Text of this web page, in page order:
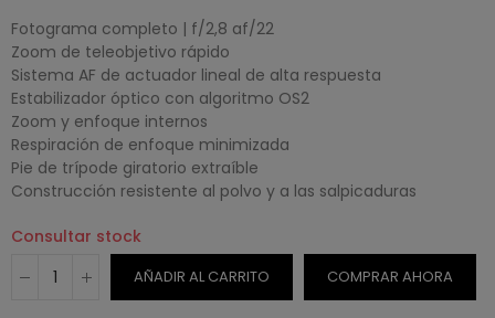
Fotograma completo | f/2,8 af/22
Zoom de teleobjetivo rápido
Sistema AF de actuador lineal de alta respuesta
Estabilizador óptico con algoritmo OS2
Zoom y enfoque internos
Respiración de enfoque minimizada
Pie de trípode giratorio extraíble
Construcción resistente al polvo y a las salpicaduras
Consultar stock
AÑADIR AL CARRITO COMPRAR AHORA